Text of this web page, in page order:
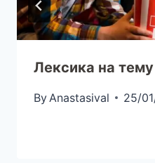
Лексика на
By Anastasival 25/